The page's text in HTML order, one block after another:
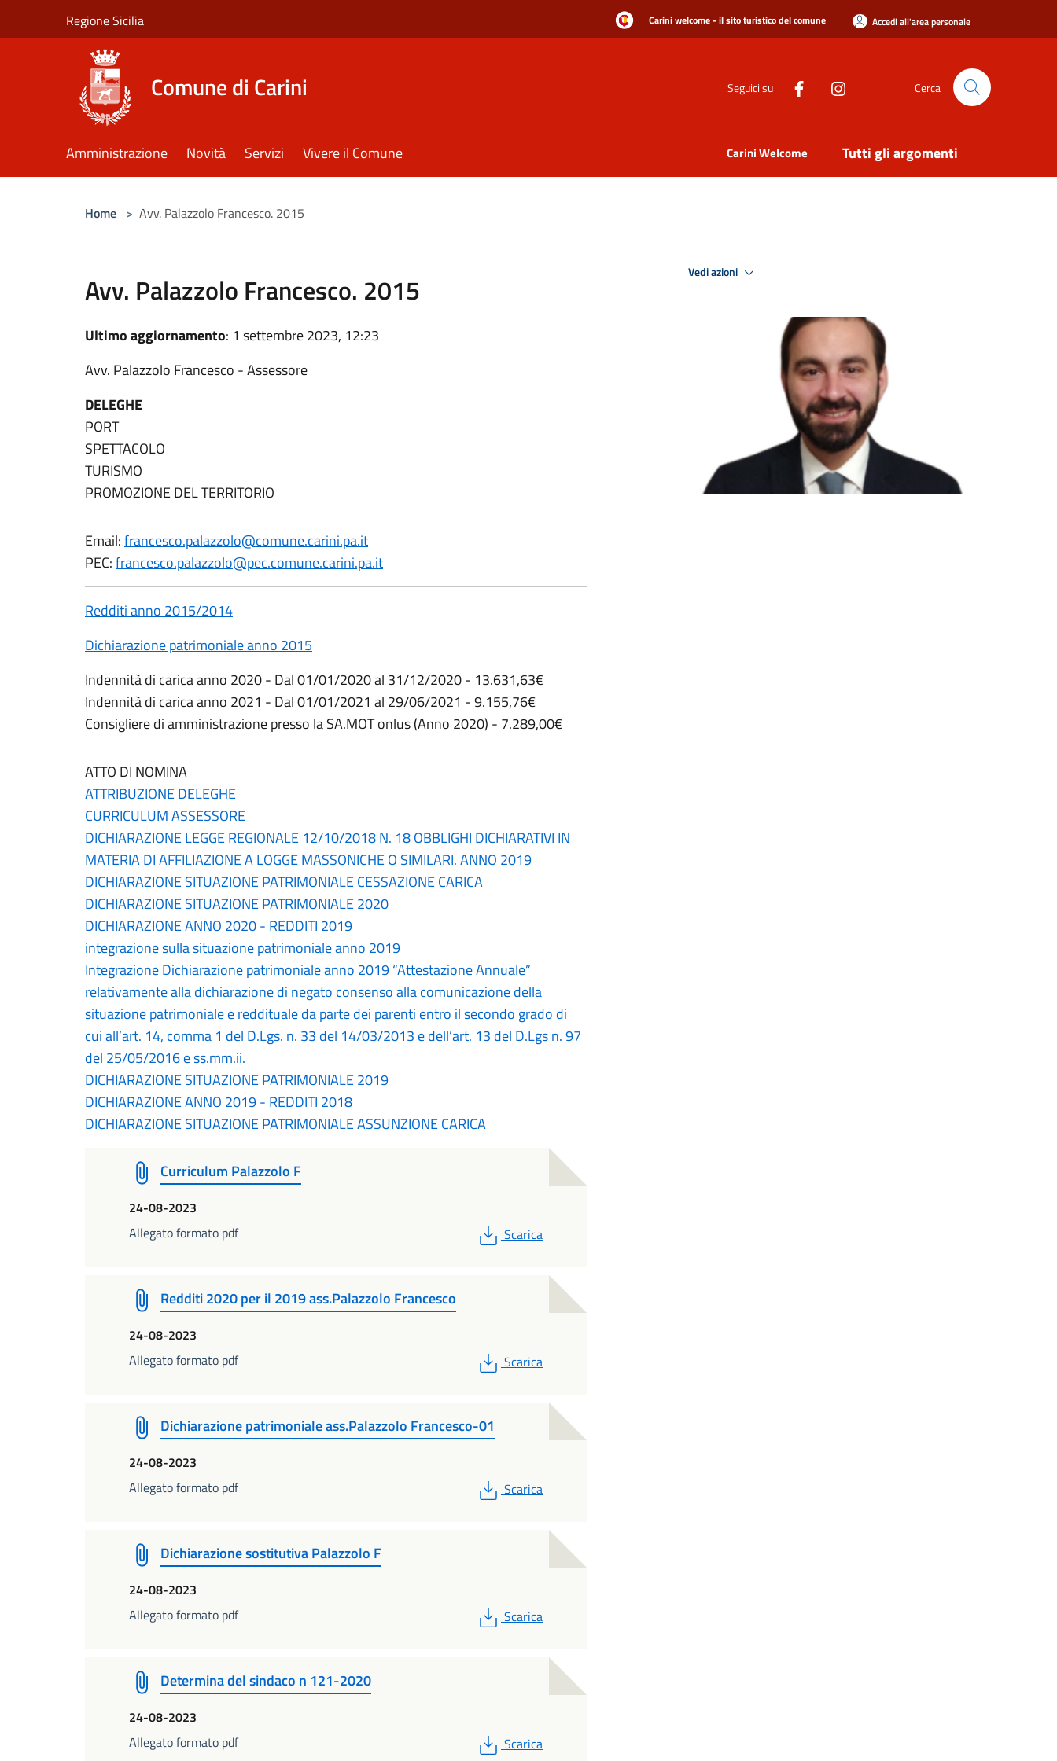
Regione Sicilia Carini welcome - il sito turistico del comune Accedi all'area personale
Comune di Carini Seguici su Cerca
Amministrazione Novità Servizi Vivere il Comune Carini Welcome Tutti gli argomenti
Home > Avv. Palazzolo Francesco. 2015
Avv. Palazzolo Francesco. 2015
Ultimo aggiornamento: 1 settembre 2023, 12:23
Avv. Palazzolo Francesco - Assessore
DELEGHE
PORT
SPETTACOLO
TURISMO
PROMOZIONE DEL TERRITORIO
Email:francesco.palazzolo@comune.carini.pa.it
PEC:francesco.palazzolo@pec.comune.carini.pa.it
Redditi anno 2015/2014
Dichiarazione patrimoniale anno 2015
Indennità di carica anno 2020 - Dal 01/01/2020 al 31/12/2020 - 13.631,63€
Indennità di carica anno 2021 - Dal 01/01/2021 al 29/06/2021 - 9.155,76€
Consigliere di amministrazione presso la SA.MOT onlus (Anno 2020) - 7.289,00€
ATTO DI NOMINA
ATTRIBUZIONE DELEGHE
CURRICULUM ASSESSORE
DICHIARAZIONE LEGGE REGIONALE 12/10/2018 N. 18 OBBLIGHI DICHIARATIVI IN
MATERIA DI AFFILIAZIONE A LOGGE MASSONICHE O SIMILARI. ANNO 2019
DICHIARAZIONE SITUAZIONE PATRIMONIALE CESSAZIONE CARICA
DICHIARAZIONE SITUAZIONE PATRIMONIALE 2020
DICHIARAZIONE ANNO 2020 - REDDITI 2019
integrazione sulla situazione patrimoniale anno 2019
Integrazione Dichiarazione patrimoniale anno 2019 “Attestazione Annuale”
relativamente alla dichiarazione di negato consenso alla comunicazione della
situazione patrimoniale e reddituale da parte dei parenti entro il secondo grado di
cui all’art. 14, comma 1 del D.Lgs. n. 33 del 14/03/2013 e dell’art. 13 del D.Lgs n. 97
del 25/05/2016 e ss.mm.ii.
DICHIARAZIONE SITUAZIONE PATRIMONIALE 2019
DICHIARAZIONE ANNO 2019 - REDDITI 2018
DICHIARAZIONE SITUAZIONE PATRIMONIALE ASSUNZIONE CARICA
Curriculum Palazzolo F
24-08-2023
Allegato formato pdf
PDF
Scarica
Redditi 2020 per il 2019 ass.Palazzolo Francesco
24-08-2023
Allegato formato pdf
PDF
Scarica
Dichiarazione patrimoniale ass.Palazzolo Francesco-01
24-08-2023
Allegato formato pdf
PDF
Scarica
Dichiarazione sostitutiva Palazzolo F
24-08-2023
Allegato formato pdf
PDF
Scarica
Determina del sindaco n 121-2020
24-08-2023
Allegato formato pdf
PDF
Scarica
Vedi azioni